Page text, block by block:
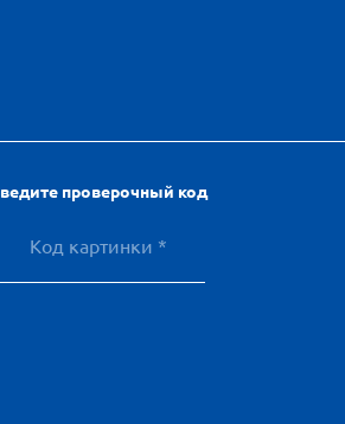
проверочный код